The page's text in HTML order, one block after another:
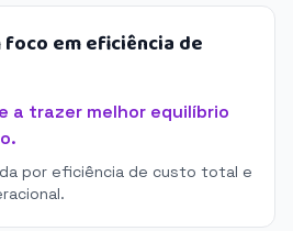
em eficiência de
a trazer melhor equilíbrio
por eficiência de custo total e